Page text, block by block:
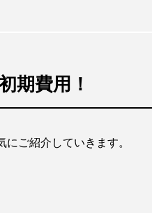
期費用！
ご紹介していきます。